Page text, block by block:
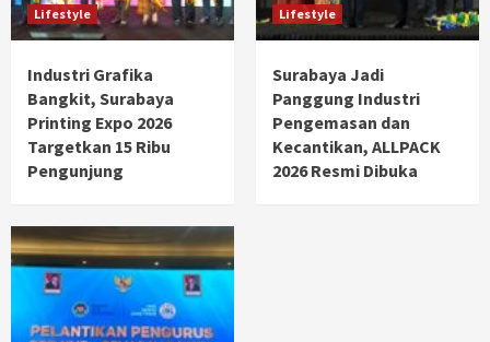
Lifestyle
Industri Grafika
Bangkit, Surabaya
Printing Expo 2026
Targetkan 15 Ribu
Pengunjung
Lifestyle
Surabaya Jadi
Panggung Industri
Pengemasan dan
Kecantikan, ALLPACK
2026 Resmi Dibuka